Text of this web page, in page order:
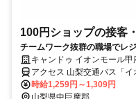
100円ショップの接客
チームワーク抜群の職場でレ
スキルが身に付くお仕事♪
キャンドゥ イオンモール甲
アクセス 山梨交通バス「
時給1,259円～1,309円
山梨県中巨摩郡